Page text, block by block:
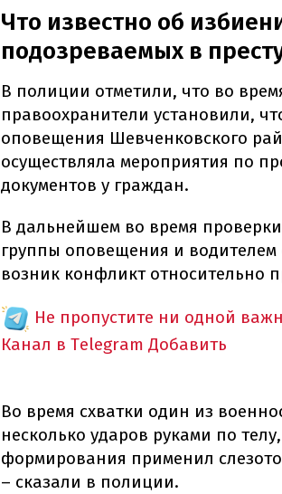
Что известно об
подозреваемых в
В полиции отметили, что во
правоохранители установили,
оповещения Шевченковского
осуществляла мероприятия по
документов у граждан.
В дальнейшем во время
группы оповещения и водителем
возник конфликт относительно
Не пропустите ни одной
Канал в Telegram Добавить
Во время схватки один из
несколько ударов руками по
формирования применил
– сказали в полиции.